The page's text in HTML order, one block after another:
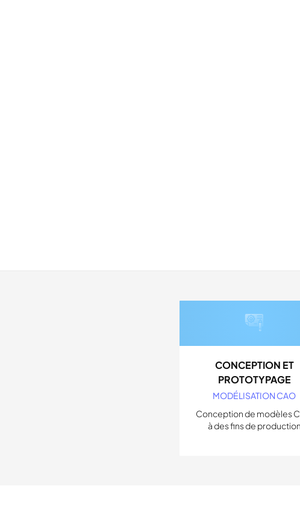
CONCEPTION ET
PROTOTYPAGE
MODÉLISATION CAO
Conception de modèles
à des fins de production